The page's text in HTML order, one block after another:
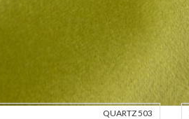
QUARTZ 503